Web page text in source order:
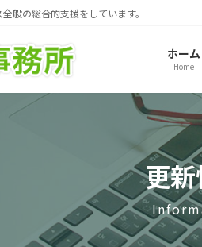
般の総合的支援をしています。
ホーム
Home
更